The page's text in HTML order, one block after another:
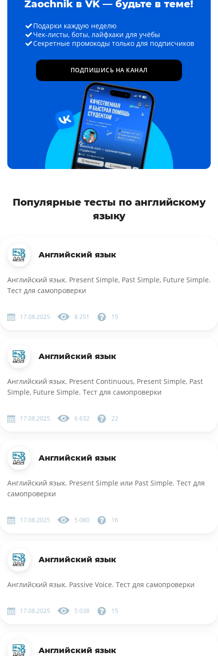
Zaochnik в VK — будьте в теме!
Подарки каждую неделю
Чек-листы, боты, лайфхаки для учёбы
Секретные промокоды только для подписчиков
ПОДПИШИСЬ НА КАНАЛ
Популярные тесты по английскому
языку
Английский язык
Английский язык. Present Simple, Past Simple, Future Simple.
Тест для самопроверки
17.08.2025 8 251 15
Английский язык
Английский язык. Present Continuous, Present Simple, Past
Simple, Future Simple. Тест для самопроверки
17.08.2025 6 632 22
Английский язык
Английский язык. Present Simple или Past Simple. Тест для
самопроверки
17.08.2025 5 080 16
Английский язык
Английский язык. Passive Voice. Тест для самопроверки
17.08.2025 5 038 15
Английский язык